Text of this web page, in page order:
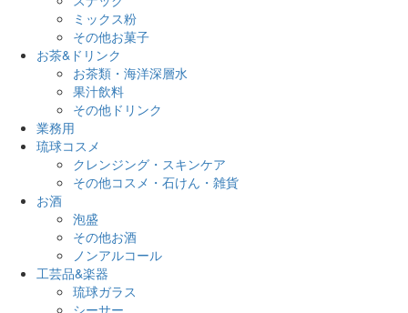
ミックス粉
その他お菓子
お茶&ドリンク
お茶類・海洋深層水
果汁飲料
その他ドリンク
業務用
琉球コスメ
クレンジング・スキンケア
その他コスメ・石けん・雑貨
お酒
泡盛
その他お酒
ノンアルコール
工芸品&楽器
琉球ガラス
シーサー